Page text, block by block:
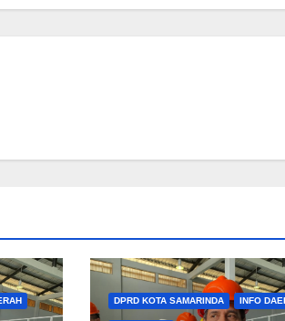
DPRD KOTA SAMARINDA INFO